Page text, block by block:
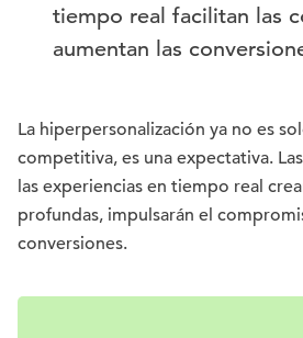
tiempo real facilitan las
aumentan las
La hiperpersonalización ya no es
competitiva, es una expectativa.
las experiencias en tiempo real
profundas, impulsarán el
conversiones.